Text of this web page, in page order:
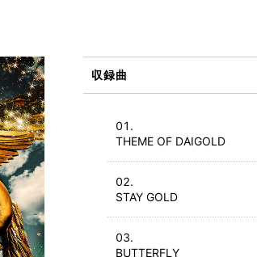
収録曲
THEME OF DAIGOLD
STAY GOLD
BUTTERFLY